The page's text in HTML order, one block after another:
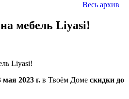
Весь архив
мебель Liyasi!
мая 2023 г. в Твоём Доме скидки до